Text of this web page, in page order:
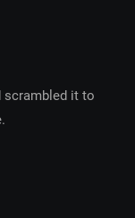
scrambled it to